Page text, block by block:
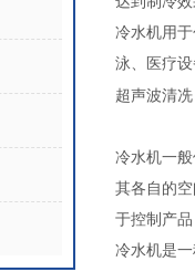
冷水机用
泳、
医疗
超声波清冼
冷水机一
其各自的
于控制产
冷水机是